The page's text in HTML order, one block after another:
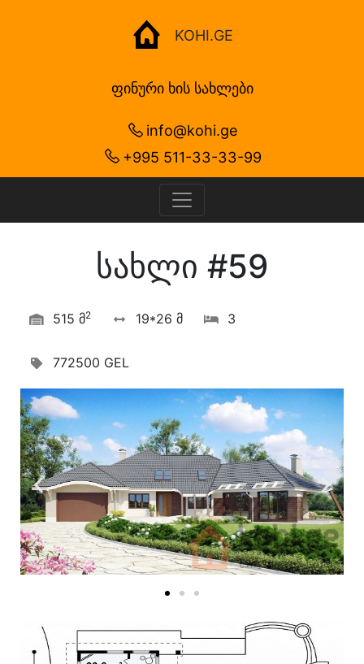
KOHI.GE
ფინური ხის სახლები
info@kohi.ge
+995 511-33-33-99
სახლი #59
515 მ2 19*26 მ 3
772500 GEL